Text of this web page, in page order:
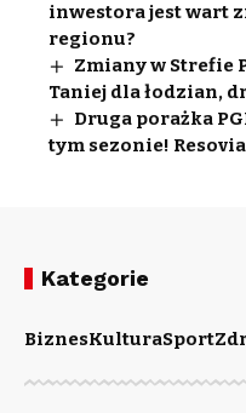
inwestora jest wart
regionu?
Zmiany w Strefie
Taniej dla łodzian,
Druga porażka
tym sezonie!
Kategorie
BiznesKulturaSport